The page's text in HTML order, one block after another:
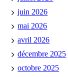
juin 2026
mai 2026
avril 2026
décembre 2025
octobre 2025